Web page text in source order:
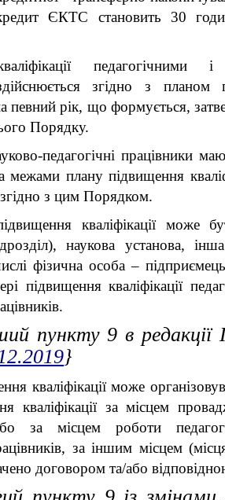
ЄКТС становить 30
педагогічними і
згідно з планом
певний рік, що формується,
Порядку.
педагогічні працівники
межами плану підвищення
згідно з цим Порядком.
кваліфікації може
наукова установа,
фізична особа –
підвищення кваліфікації
пункту 9 в
}
кваліфікації може
кваліфікації за місцем
або за місцем роботи
за іншим місцем
договором та/або